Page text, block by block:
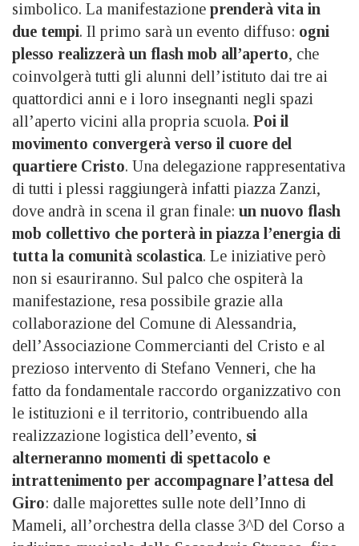
simbolico. La manifestazione prenderà vita in
due tempi. Il primo sarà un evento diffuso: ogni
plesso realizzerà un flash mob all’aperto, che
coinvolgerà tutti gli alunni dell’istituto dai tre ai
quattordici anni e i loro insegnanti negli spazi
all’aperto vicini alla propria scuola. Poi il
movimento convergerà verso il cuore del
quartiere Cristo. Una delegazione rappresentativa
di tutti i plessi raggiungerà infatti piazza Zanzi,
dove andrà in scena il gran finale: un nuovo flash
mob collettivo che porterà in piazza l’energia di
tutta la comunità scolastica. Le iniziative però
non si esauriranno. Sul palco che ospiterà la
manifestazione, resa possibile grazie alla
collaborazione del Comune di Alessandria,
dell’Associazione Commercianti del Cristo e al
prezioso intervento di Stefano Venneri, che ha
fatto da fondamentale raccordo organizzativo con
le istituzioni e il territorio, contribuendo alla
realizzazione logistica dell’evento, si
alterneranno momenti di spettacolo e
intrattenimento per accompagnare l’attesa del
Giro: dalle majorettes sulle note dell’Inno di
Mameli, all’orchestra della classe 3^D del Corso a